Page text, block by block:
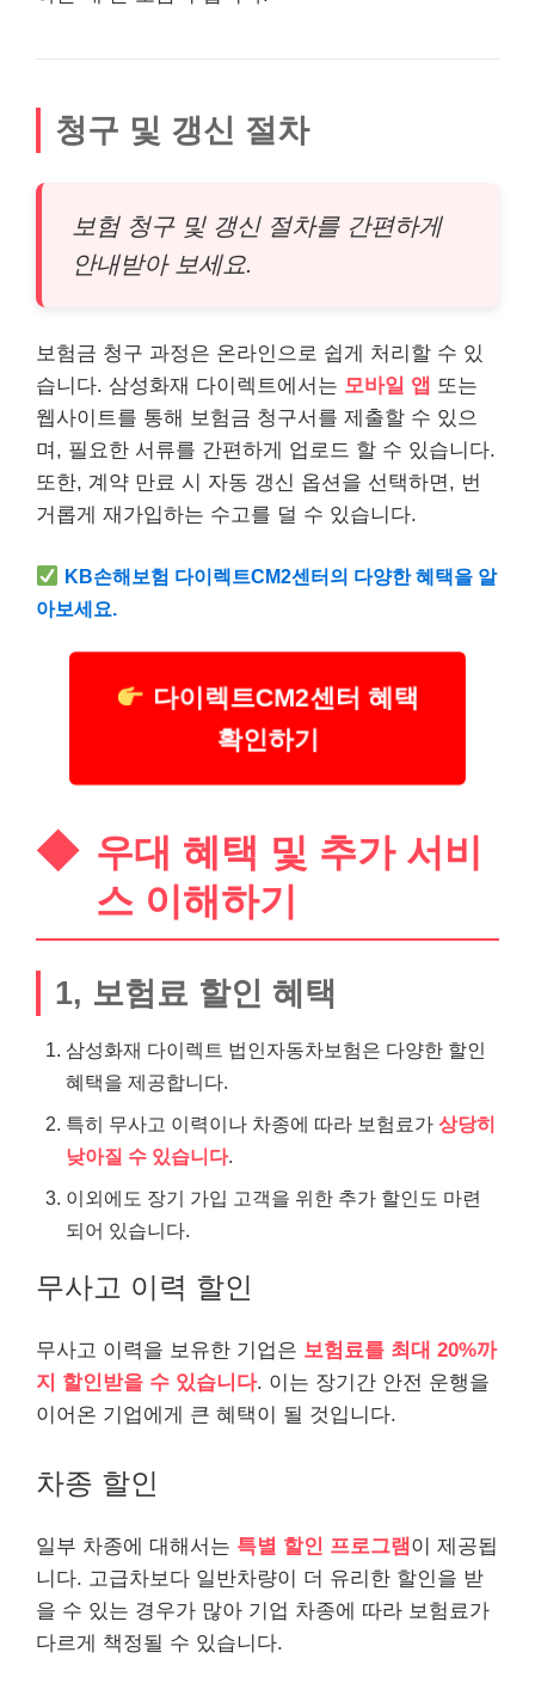
청구 및 갱신 절차
보험 청구 및 갱신 절차를 간편하게
안내받아 보세요.
보험금 청구 과정은 온라인으로 쉽게 처리할 수 있
습니다. 삼성화재 다이렉트에서는 모바일 앱 또는
웹사이트를 통해 보험금 청구서를 제출할 수 있으
며, 필요한 서류를 간편하게 업로드 할 수 있습니다.
또한, 계약 만료 시 자동 갱신 옵션을 선택하면, 번
거롭게 재가입하는 수고를 덜 수 있습니다.
KB손해보험 다이렉트CM2센터의 다양한 혜택을 알
아보세요.
다이렉트CM2센터 혜택
확인하기
우대 혜택 및 추가 서비
스 이해하기
1, 보험료 할인 혜택
삼성화재 다이렉트 법인자동차보험은 다양한 할인
혜택을 제공합니다.
특히 무사고 이력이나 차종에 따라 보험료가 상당히
낮아질 수 있습니다.
이외에도 장기 가입 고객을 위한 추가 할인도 마련
되어 있습니다.
무사고 이력 할인
무사고 이력을 보 유한 기업은 보험료를 최대 20%까
지 할인받을 수 있습니다. 이는 장기간 안전 운행을
이어온 기업에게 큰 혜택이 될 것입니다.
차종 할인
일부 차종에 대해서는 특별 할인 프로그램 이 제공됩
니다. 고급차보다 일반차량이 더 유리한 할인을 받
을 수 있는 경우가 많아 기업 차종에 따라 보험료가
다르게 책정될 수 있습니다.